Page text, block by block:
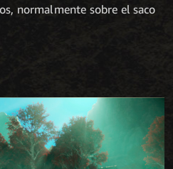
normalmente sobre el saco